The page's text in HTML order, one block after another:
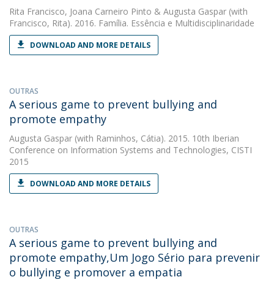
Rita Francisco, Joana Carneiro Pinto & Augusta Gaspar (with
Francisco, Rita). 2016. Família. Essência e Multidisciplinaridade
DOWNLOAD AND MORE DETAILS
OUTRAS
A serious game to prevent bullying and
promote empathy
Augusta Gaspar (with Raminhos, Cátia). 2015. 10th Iberian
Conference on Information Systems and Technologies, CISTI
2015
DOWNLOAD AND MORE DETAILS
OUTRAS
A serious game to prevent bullying and
promote empathy,Um Jogo Sério para prevenir
o bullying e promover a empatia